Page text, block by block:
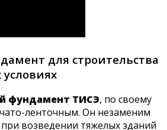
для строительства
фундамент ТИСЭ, по своему
ленточным. Он незаменим
возведении тяжелых зданий